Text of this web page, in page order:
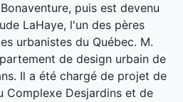
puis est devenu
LaHaye, l'un des pères
urbanistes du Québec. M.
de design urbain de
Il a été chargé de projet de
Complexe Desjardins et de